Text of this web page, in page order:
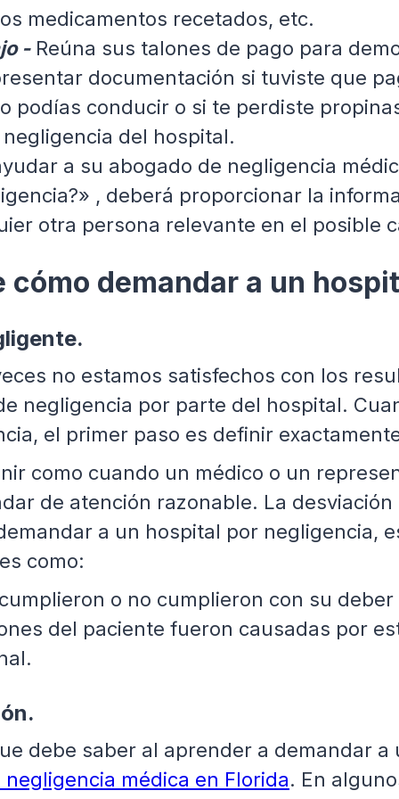
medicamentos recetados, etc.
-Reúna sus talones de pago para
documentación si tuviste que
podías conducir o si te perdiste
del hospital.
a su abogado de negligencia
, deberá proporcionar la
otra persona relevante en el posible
cómo demandar a un
no estamos satisfechos con los
negligencia por parte del hospital.
el primer paso es definir
como cuando un médico o un
de atención razonable. La
a un hospital por negligencia,
como:
o no cumplieron con su
del paciente fueron causadas por
debe saber al aprender a demandar
médica en Florida. En